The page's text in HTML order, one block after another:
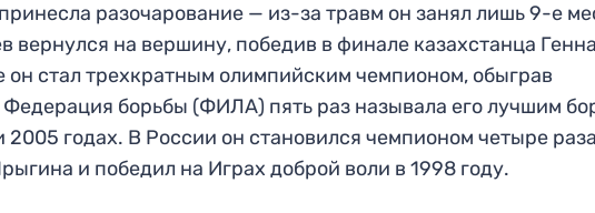
разочарование — из-за травм он занял лишь 9-е
вернулся на вершину, победив в финале казахстанца
он стал трехкратным олимпийским чемпионом, обыграв
Федерация борьбы (ФИЛА) пять раз называла его лучшим
2005 годах. В России он становился чемпионом четыре
и победил на Играх доброй воли в 1998 году.